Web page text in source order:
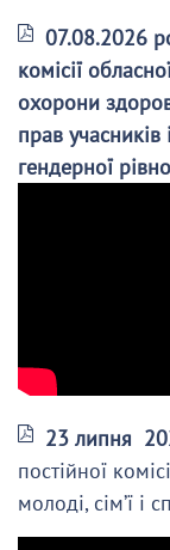
07.08.2026
комісії
охорони
прав учасників
гендерної
23 липня
постійної
молоді, сім’ї і